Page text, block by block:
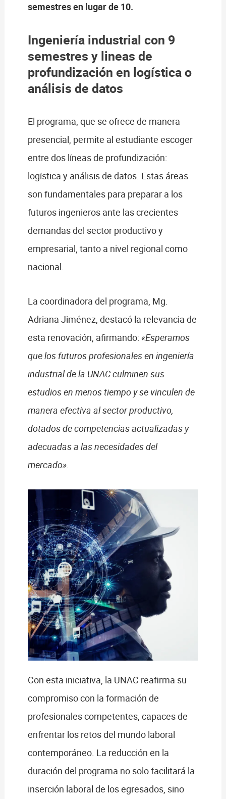
semestres en lugar de 10.
Ingeniería industrial con 9
semestres y lineas de
profundización en logística o
análisis de datos
El programa, que se ofrece de manera
presencial, permite al estudiante escoger
entre dos líneas de profundización:
logística y análisis de datos. Estas áreas
son fundamentales para preparar a los
futuros ingenieros ante las crecientes
demandas del sector productivo y
empresarial, tanto a nivel regional como
nacional.
La coordinadora del programa, Mg.
Adriana Jiménez, destacó la relevancia de
esta renovación, afirmando: «Esperamos
que los futuros profesionales en ingeniería
industrial de la UNAC culminen sus
estudios en menos tiempo y se vinculen de
manera efectiva al sector productivo,
dotados de competencias actualizadas y
adecuadas a las necesidades del
mercado».
Con esta iniciativa, la UNAC reafirma su
compromiso con la formación de
profesionales competentes, capaces de
enfrentar los retos del mundo laboral
contemporáneo. La reducción en la
duración del programa no solo facilitará la
inserción laboral de los egresados, sino